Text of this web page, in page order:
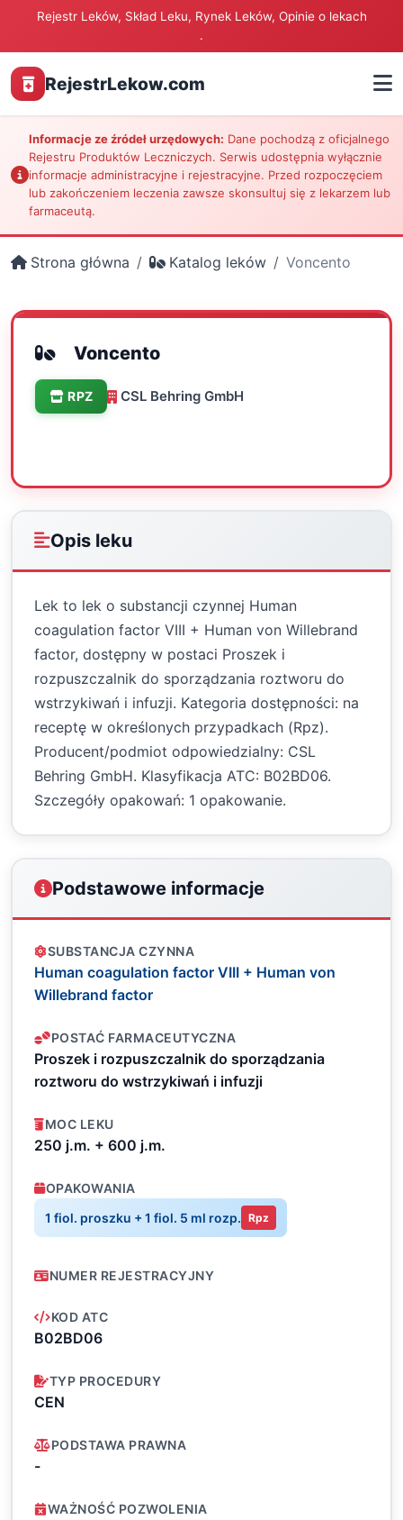
Rejestr Leków, Skład Leku, Rynek Leków, Opinie o lekach
.
RejestrLekow.com
Informacje ze źródeł urzędowych: Dane pochodzą z oficjalnego
Rejestru Produktów Leczniczych. Serwis udostępnia wyłącznie
informacje administracyjne i rejestracyjne. Przed rozpoczęciem
lub zakończeniem leczenia zawsze skonsultuj się z lekarzem lub
farmaceutą.
Strona główna Katalog leków Voncento
Voncento
RPZ CSL Behring GmbH
Opis leku
Lek to lek o substancji czynnej Human
coagulation factor VIII + Human von Willebrand
factor, dostępny w postaci Proszek i
rozpuszczalnik do sporządzania roztworu do
wstrzykiwań i infuzji. Kategoria dostępności: na
receptę w określonych przypadkach (Rpz).
Producent/podmiot odpowiedzialny: CSL
Behring GmbH. Klasyfikacja ATC: B02BD06.
Szczegóły opakowań: 1 opakowanie.
Podstawowe informacje
SUBSTANCJA CZYNNA
Human coagulation factor VIII + Human von
Willebrand factor
POSTAĆ FARMACEUTYCZNA
Proszek i rozpuszczalnik do sporządzania
roztworu do wstrzykiwań i infuzji
MOC LEKU
250 j.m. + 600 j.m.
OPAKOWANIA
1 fiol. proszku + 1 fiol. 5 ml rozp. Rpz
NUMER REJESTRACYJNY
KOD ATC
B02BD06
TYP PROCEDURY
CEN
PODSTAWA PRAWNA
-
WAŻNOŚĆ POZWOLENIA